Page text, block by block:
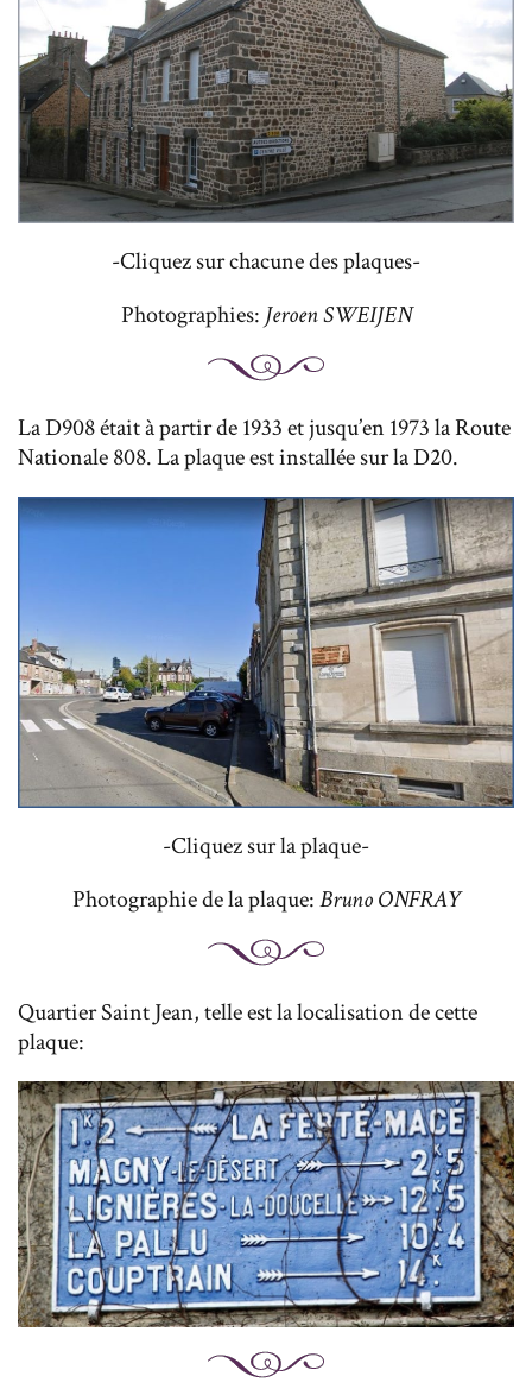
-Cliquez sur chacune des plaques-
Photographies: Jeroen SWEIJEN
La D908 était à partir de 1933 et jusqu’en 1973 la Route
Nationale 808. La plaque est installée sur la D20.
-Cliquez sur la plaque-
Photographie de la plaque:Bruno ONFRAY
Quartier Saint Jean, telle est la localisation de cette
plaque: